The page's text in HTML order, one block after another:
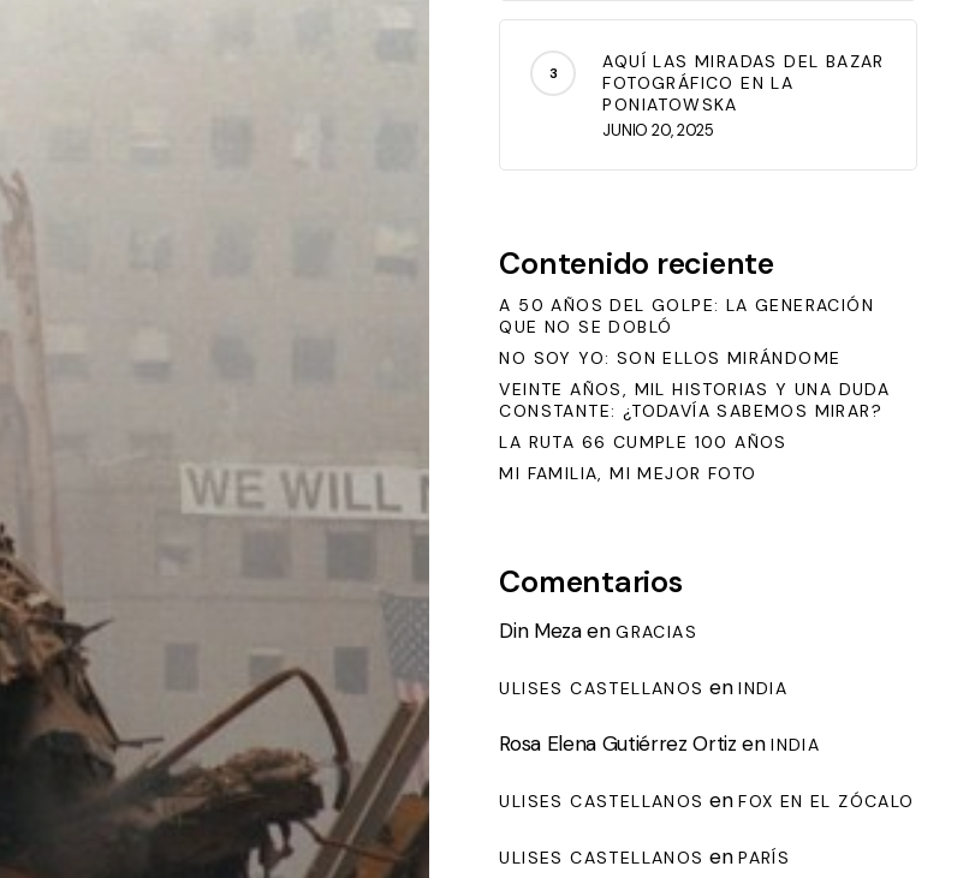
AQUÍ LAS MIRADAS DEL BAZAR
FOTOGRÁFICO EN LA
PONIATOWSKA
JUNIO 20, 2025
Contenido reciente
A 50 AÑOS DEL GOLPE: LA GENERACIÓN
QUE NO SE DOBLÓ
NO SOY YO: SON ELLOS MIRÁNDOME
VEINTE AÑOS, MIL HISTORIAS Y UNA DUDA
CONSTANTE: ¿TODAVÍA SABEMOS MIRAR?
LA RUTA 66 CUMPLE 100 AÑOS
MI FAMILIA, MI MEJOR FOTO
Comentarios
Din MezaenGRACIAS
ULISES CASTELLANOS enINDIA
Rosa Elena Gutiérrez Ortiz enINDIA
ULISES CASTELLANOS enFOX EN EL ZÓCALO
ULISES CASTELLANOS enPARÍS